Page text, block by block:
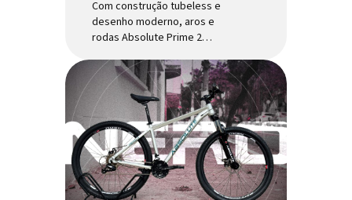
Com construção tubeless e
desenho moderno, aros e
rodas Absolute Prime 2
diversas melhorias No
mercado brasileiro há alguns
anos, os aros e as rodas
Absolute Prime chegaram
como uma opção para pilotos
de cross country e trail em
busca de alto desempenho e
preço realmente competitivo.
Para isso, a marca […]